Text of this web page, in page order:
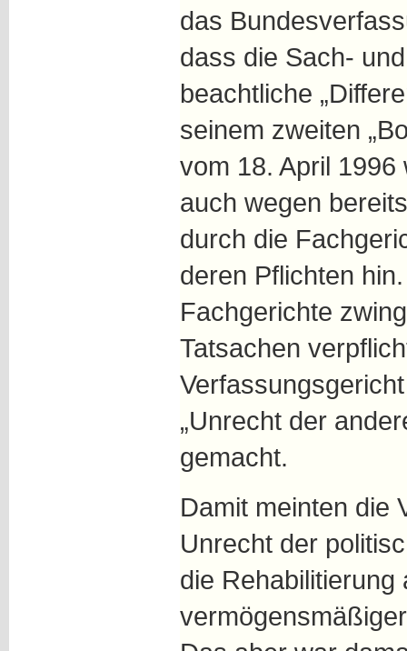
das
dass die Sach-
beachtliche
seinem zweiten
vom 18. April
auch wegen
durch die
deren Pflichten
Fachgerichte
Tatsachen
„Unrecht der
gemacht.
Damit meinten die
Unrecht der
die Rehabilitierung